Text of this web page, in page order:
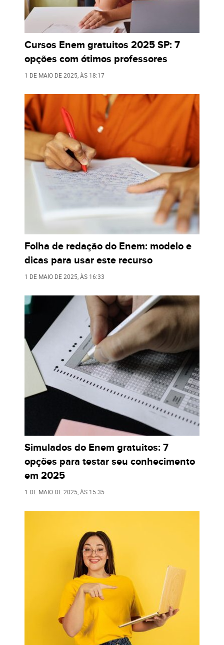
Cursos Enem gratuitos 2025 SP: 7
opções com ótimos professores
1 DE MAIO DE 2025 , ÀS 18:17
Folha de redação do Enem: modelo e
dicas para usar este recurso
1 DE MAIO DE 2025 , ÀS 16:33
Simulados do Enem gratuitos: 7
opções para testar seu conhecimento
em 2025
1 DE MAIO DE 2025 , ÀS 15:35